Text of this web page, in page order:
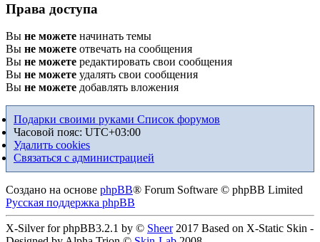
Права доступа
Вы не можете начинать темы
Вы не можете отвечать на сообщения
Вы не можете редактировать свои сообщения
Вы не можете удалять свои сообщения
Вы не можете добавлять вложения
Подарки своими руками Список форумов
Часовой пояс: UTC+03:00
Удалить cookies
Связаться с администрацией
Создано на основе phpBB® Forum Software © phpBB Limited
Русская поддержка phpBB
X-Silver for phpBB3.2.1 by © Sheer2017 Based on X-Static Skin -